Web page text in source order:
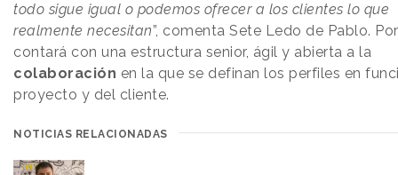
todo sigue igual o podemos ofrecer a los clientes lo que
realmente necesitan”, comenta Sete Ledo de Pablo.
contará con una estructura senior, ágil y abierta a la
colaboración en la que se definan los perfiles en
proyecto y del cliente.
NOTICIAS RELACIONADAS